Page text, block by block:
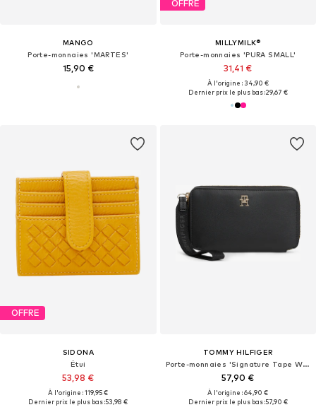
MANGO
Porte-monnaies 'MARTES'
15,90 €
OFFRE
MILLYMILK®
Porte-monnaies 'PURA SMALL'
31,41 €
À l'origine : 34,90 €
Dernier prix le plus bas :29,67 €
OFFRE
SIDONA
Étui
53,98 €
À l'origine : 119,95 €
Dernier prix le plus bas :53,98 €
TOMMY HILFIGER
Porte-monnaies 'Signature Tape Wrist Strap'
57,90 €
À l'origine : 64,90 €
Dernier prix le plus bas :57,90 €